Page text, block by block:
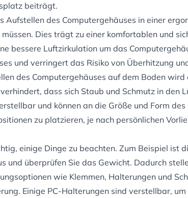
beiträgt.
Aufstellen des Computergehäuses in einer
Dies trägt zu einer komfortablen und
bessere Luftzirkulation um das
und verringert das Risiko von Überhitzung
des Computergehäuses auf dem Boden
dass sich Staub und Schmutz in den
und können an die Größe und Form
zu platzieren, je nach persönlichen
einige Dinge zu beachten. Zum Beispiel ist
und überprüfen Sie das Gewicht. Dadurch
wie Klemmen, Halterungen und
Einige PC-Halterungen sind verstellbar,